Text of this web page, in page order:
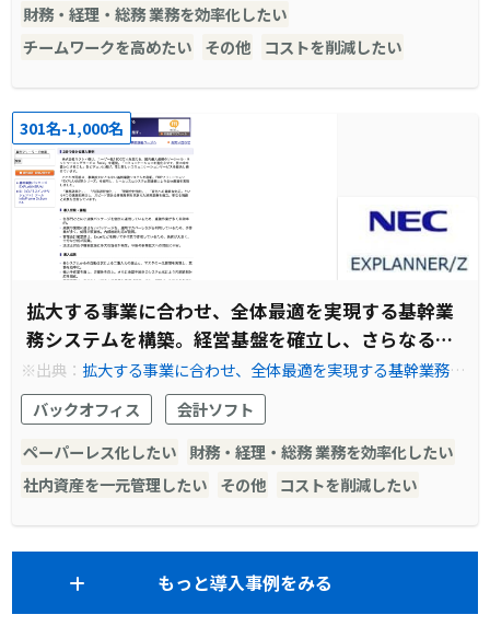
財務・経理・総務 業務を効率化したい
チームワークを高めたい
その他 コストを削減したい
301名-1,000名
拡大する事業に合わせ、全体最適を実現する基幹業
務システムを構築。経営基盤を確立し、さらなる飛
躍と成長を目指す。
※出典： 拡大する事業に合わせ、全体最適を実現する基幹業務シ
ステムを構築。経営基盤を確立し、さらなる飛躍と成長を目指
す。
バックオフィス
会計ソフト
ペーパーレス化したい 財務・経理・総務 業務を効率化したい
社内資産を一元管理したい
その他 コストを削減したい
もっと導入事例をみる